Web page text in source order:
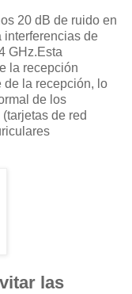
20 dB de ruido en
interferencias de
GHz.Esta
la recepción
de la recepción, lo
de los
de red
las